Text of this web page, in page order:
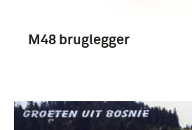
M48 bruglegger